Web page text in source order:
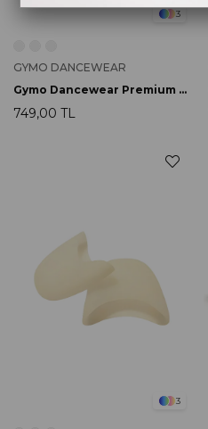
3
GYMO DANCEWEAR
Gymo Dancewear Premium Silikon Bale Point Uçluk
749,00 TL
3